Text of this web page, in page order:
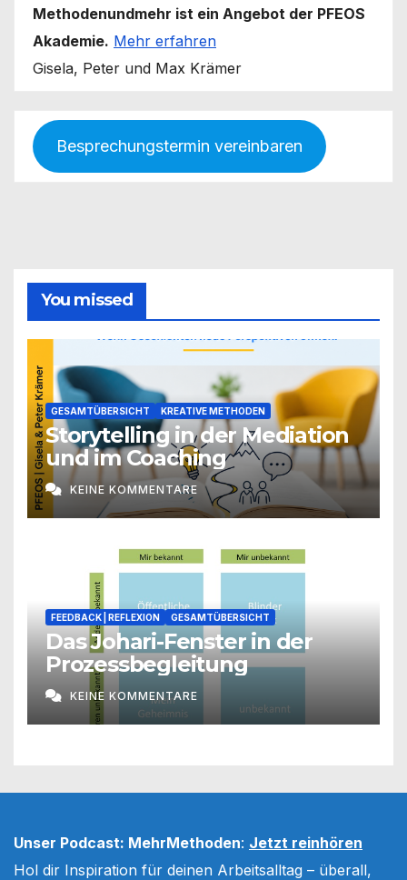
Methodenundmehr ist ein Angebot der PFEOS
Akademie. Mehr erfahren
Gisela, Peter und Max Krämer
Besprechungstermin vereinbaren
You missed
GESAMTÜBERSICHT KREATIVE METHODEN
Storytelling in der Mediation
und im Coaching
KEINE KOMMENTARE
FEEDBACK | REFLEXION GESAMTÜBERSICHT
Das Johari-Fenster in der
Prozessbegleitung
KEINE KOMMENTARE
Unser Podcast: MehrMethoden: Jetzt reinhören
Hol dir Inspiration für deinen Arbeitsalltag – überall,